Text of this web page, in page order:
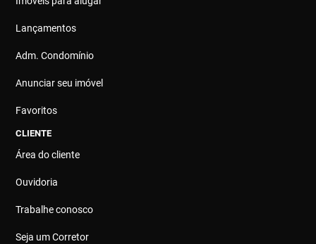
Lançamentos
Adm. Condomínio
Anunciar seu imóvel
Favoritos
CLIENTE
Área do cliente
Ouvidoria
Trabalhe conosco
Seja um Corretor